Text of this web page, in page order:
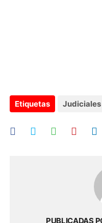
Etiquetas Judiciales
PUBLICADAS